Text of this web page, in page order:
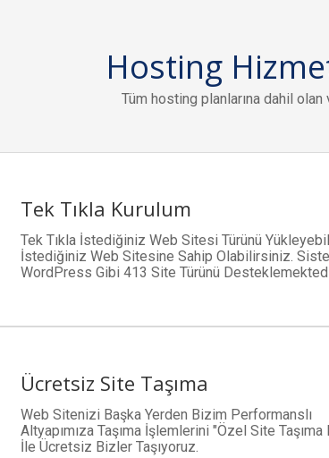
Hosting
Tüm hosting planlarına dahil
Tek Tıkla Kurulum
Tek Tıkla İstediğiniz Web Sitesi Türünü
İstediğiniz Web Sitesine Sahip Olabilirsiniz.
WordPress Gibi 413 Site Türünü
Ücretsiz Site Taşıma
Web Sitenizi Başka Yerden Bizim Performanslı
Altyapımıza Taşıma İşlemlerini "Özel Site
İle Ücretsiz Bizler Taşıyoruz.